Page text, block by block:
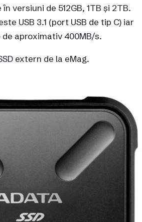
versiuni de 512GB, 1TB și 2TB.
USB 3.1 (port USB de tip C) iar
aproximativ 400MB/s.
extern de la eMag.